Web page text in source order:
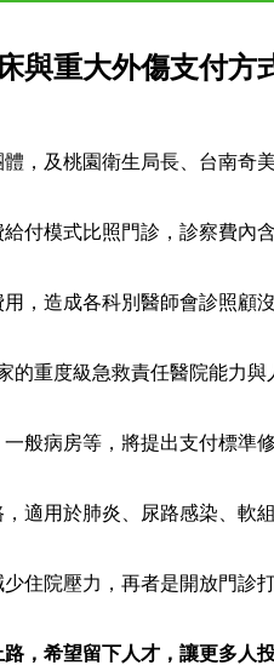
與重大外傷支付方
，及桃園衛生局長、台南奇
給付模式比照門診，診察費內
，造成各科別醫師會診照顧
重度級急救責任醫院能力
般病房等，將提出支付標準
適用於肺炎、尿路感染、軟
住院壓力，再者是開放門診
，希望留下人才，讓更多人